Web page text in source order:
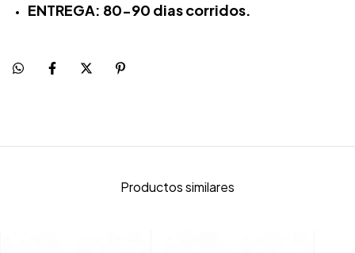
ENTREGA: 80-90 dias corridos.
Productos similares